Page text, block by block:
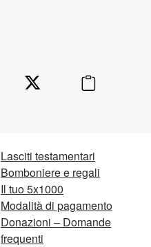
Lasciti testamentari
Bomboniere e regali
Il tuo 5x1000
Modalità di pagamento
Donazioni – Domande
frequenti